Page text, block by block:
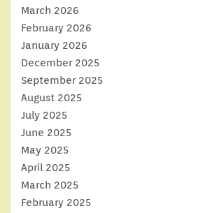
March 2026
February 2026
January 2026
December 2025
September 2025
August 2025
July 2025
June 2025
May 2025
April 2025
March 2025
February 2025